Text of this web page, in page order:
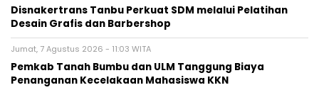
Disnakertrans Tanbu Perkuat SDM melalui Pelatihan
Desain Grafis dan Barbershop
Jumat, 7 Agustus 2026 - 11:03 WITA
Pemkab Tanah Bumbu dan ULM Tanggung Biaya
Penanganan Kecelakaan Mahasiswa KKN